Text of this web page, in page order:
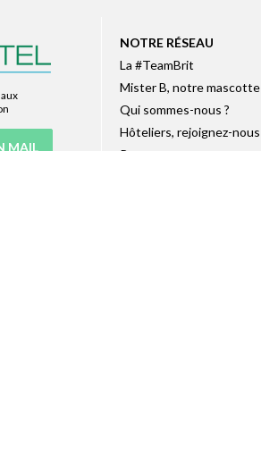
MAIL
NOTRE RÉSEAU
La #TeamBrit
Mister B, notre mascotte
Qui sommes-nous ?
Hôteliers, rejoignez-nous
Recrutement